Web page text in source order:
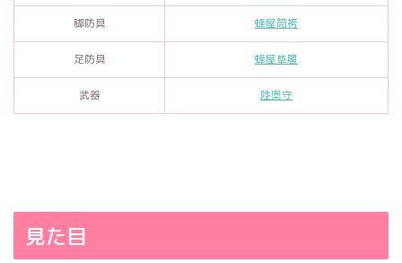
脚防具 蜂屋筒袴
足防具 蜂屋草履
武器 陸奥守
見た目